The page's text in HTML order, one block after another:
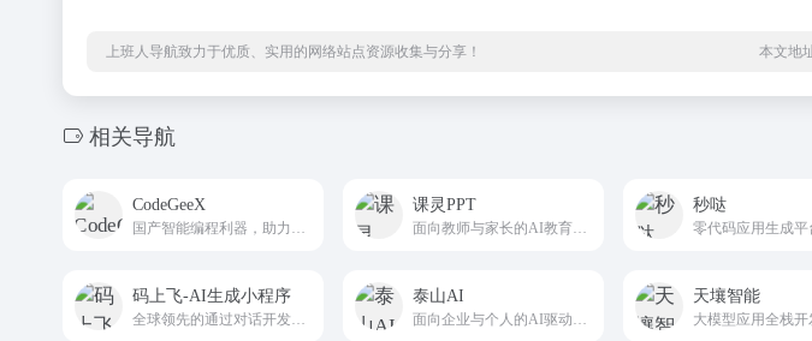
上班人导航致力于优质、实用的网络站点资源收集与分享！ 本文地
相关导航
CodeGeeX 课灵PPT
面向教师与家长的AI教育课件生成平台
秒哒
零代码应用生成平
码上飞-AI生成小程序 泰山AI 天壤智能
大模型应用全栈开